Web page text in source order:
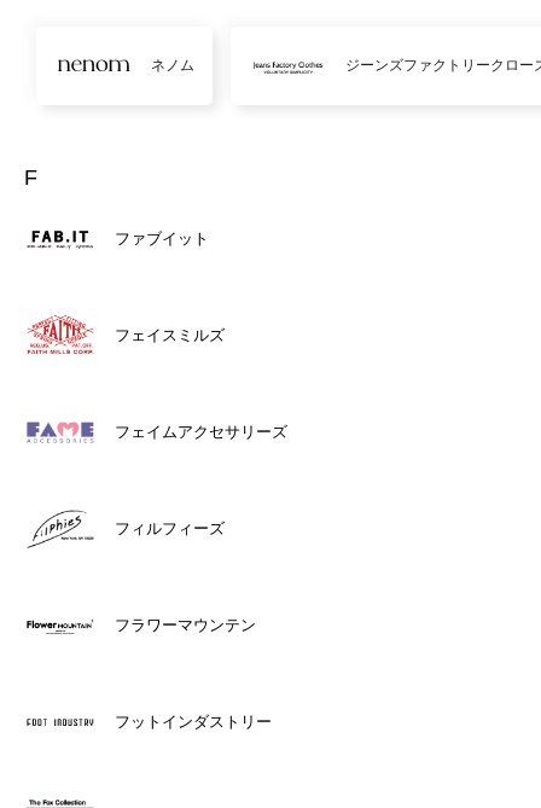
ネノム ジーンズファクトリークロー
F
ファブイット
フェイスミルズ
フェイムアクセサリーズ
フィルフィーズ
フラワーマウンテン
フットインダストリー